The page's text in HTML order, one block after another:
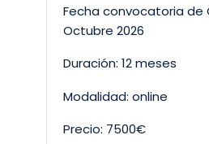
Fecha convocatoria de
Octubre 2026
Duración: 12 meses
Modalidad: online
Precio: 7500€